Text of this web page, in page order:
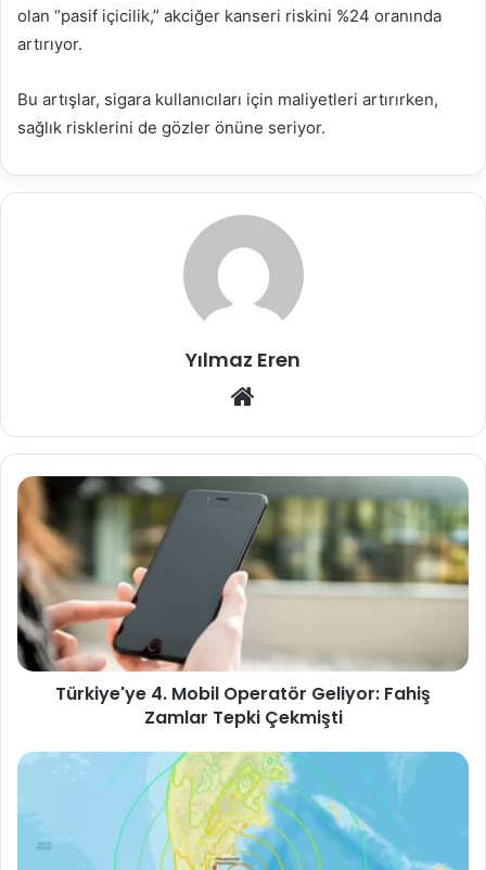
olan “pasif içicilik,” akciğer kanseri riskini %24 oranında
artırıyor.
Bu artışlar, sigara kullanıcıları için maliyetleri artırırken,
sağlık risklerini de gözler önüne seriyor.
Yılmaz Eren
Türkiye'ye 4. Mobil Operatör Geliyor: Fahiş
Zamlar Tepki Çekmişti